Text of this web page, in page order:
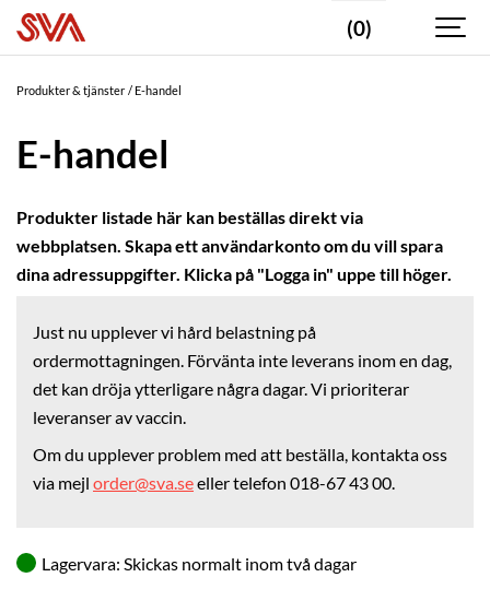
(0)
Produkter & tjänster E-handel
E-handel
Produkter listade här kan beställas direkt via
webbplatsen. Skapa ett användarkonto om du vill spara
dina adressuppgifter. Klicka på "Logga in" uppe till höger.
Just nu upplever vi hård belastning på
ordermottagningen. Förvänta inte leverans inom en dag,
det kan dröja ytterligare några dagar. Vi prioriterar
leveranser av vaccin.
Om du upplever problem med att beställa, kontakta oss
via mejl order@sva.seeller telefon 018-67 43 00.
Lagervara: Skickas normalt inom två dagar
PRODUKTKATEGORI
Förpackningsmaterial
Provtagningspinnar
&
Sprutor
&
Substrat
Buffert
Agar/Buljong
DJURSLAG